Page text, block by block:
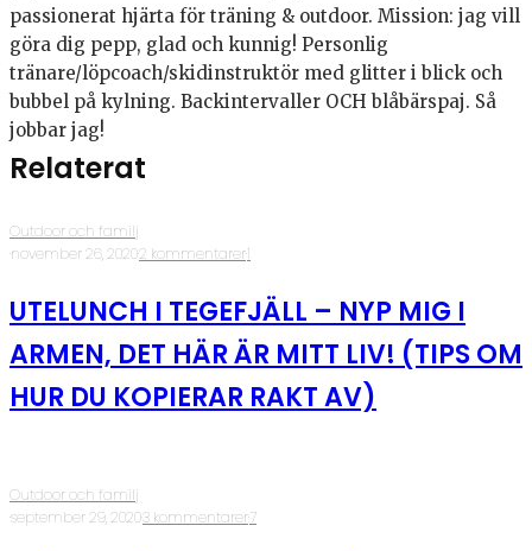
passionerat hjärta för träning & outdoor. Mission: jag vill
göra dig pepp, glad och kunnig! Personlig
tränare/löpcoach/skidinstruktör med glitter i blick och
bubbel på kylning. Backintervaller OCH blåbärspaj. Så
jobbar jag!
Relaterat
Outdoor och familj
·november 26, 2020·2 kommentarer·1
UTELUNCH I TEGEFJÄLL – NYP MIG I
ARMEN, DET HÄR ÄR MITT LIV! (TIPS OM
HUR DU KOPIERAR RAKT AV)
Outdoor och familj
·september 29, 2020·3 kommentarer·7